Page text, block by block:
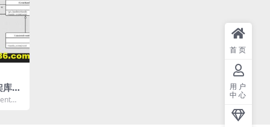
Li
库
首页
用户
中心